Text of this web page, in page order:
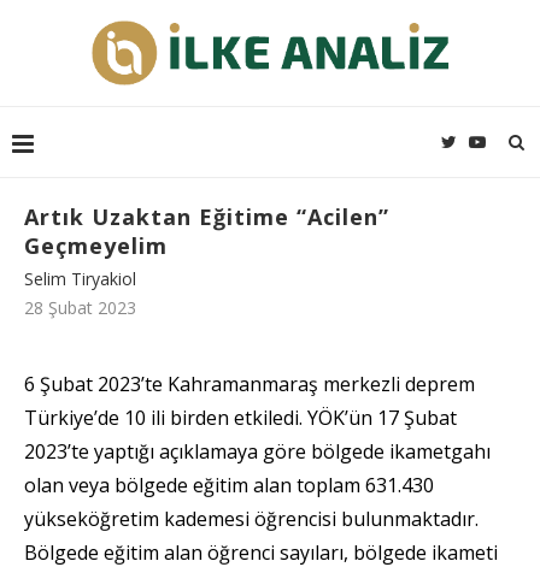
Artık Uzaktan Eğitime “Acilen”
Geçmeyelim
Selim Tiryakiol
28 Şubat 2023
6 Şubat 2023’te Kahramanmaraş merkezli deprem
Türkiye’de 10 ili birden etkiledi. YÖK’ün 17 Şubat
2023’te yaptığı açıklamaya göre bölgede ikametgahı
olan veya bölgede eğitim alan toplam 631.430
yükseköğretim kademesi öğrencisi bulunmaktadır.
Bölgede eğitim alan öğrenci sayıları, bölgede ikameti